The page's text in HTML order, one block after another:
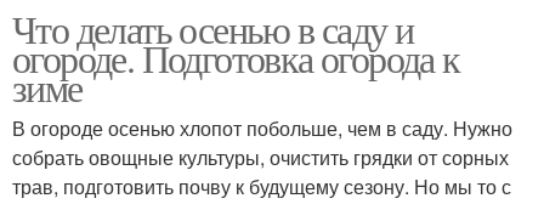
Что делать осенью в саду и
огороде. Подготовка огорода к
зиме
В огороде осенью хлопот побольше, чем в саду. Нужно
собрать овощные культуры, очистить грядки от сорных
трав, подготовить почву к будущему сезону. Но мы то с